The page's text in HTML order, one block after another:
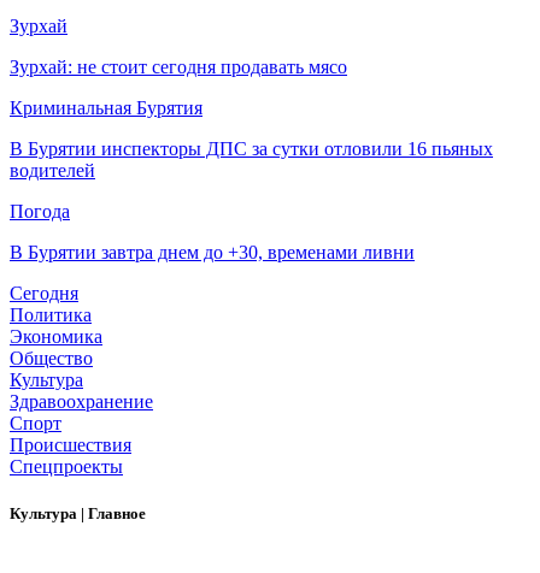
Зурхай
Зурхай: не стоит сегодня продавать мясо
Криминальная Бурятия
В Бурятии инспекторы ДПС за сутки отловили 16 пьяных
водителей
Погода
В Бурятии завтра днем до +30, временами ливни
Сегодня
Политика
Экономика
Общество
Культура
Здравоохранение
Спорт
Происшествия
Спецпроекты
Культура | Главное